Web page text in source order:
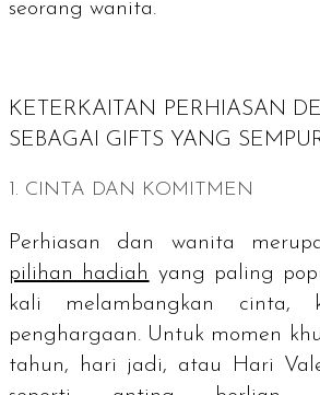
seorang wanita.
KETERKAITAN PERHIASAN
SEBAGAI GIFTS YANG
1. CINTA DAN KOMITMEN
Perhiasan dan wanita
pilihan hadiah yang paling
kali melambangkan cinta,
penghargaan. Untuk momen
tahun, hari jadi, atau Hari